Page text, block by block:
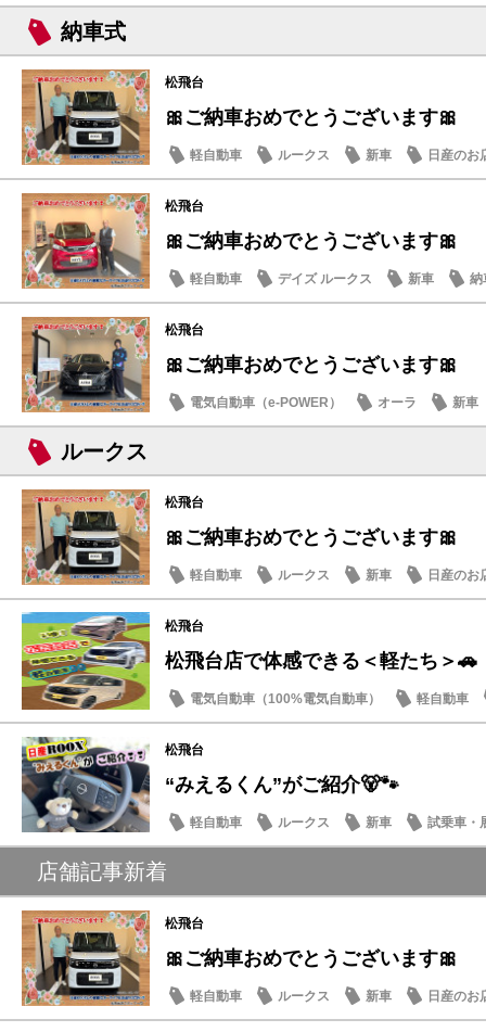
日産のお店
納車式
松飛台
🎀ご納車おめでとうございます🎀
軽自動車 ルークス 新車 日産のお
松飛台
🎀ご納車おめでとうございます🎀
軽自動車 デイズ ルークス 新車 納
松飛台
🎀ご納車おめでとうございます🎀
電気自動車（e-POWER） オーラ 新車
ルークス
松飛台
🎀ご納車おめでとうございます🎀
軽自動車 ルークス 新車 日産のお
松飛台
松飛台店で体感できる＜軽たち＞🚗
電気自動車（100%電気自動車）
軽自動車
サクラ
松飛台
“みえるくん”がご紹介🐻🐾
軽自動車 ルークス 新車 試乗車・
店舗記事新着
松飛台
🎀ご納車おめでとうございます🎀
軽自動車 ルークス 新車 日産のお